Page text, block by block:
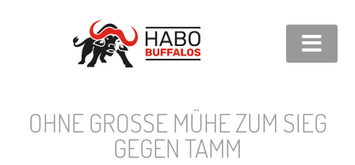
OHNE GROSSE MÜHE ZUM SIEG G
EGEN TAMM